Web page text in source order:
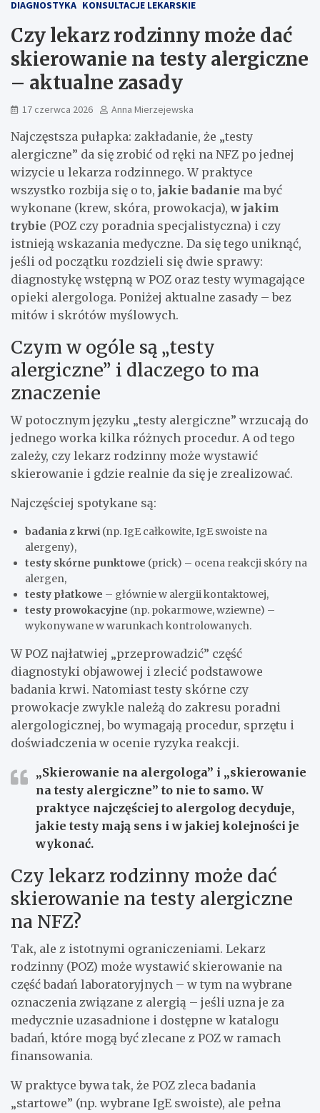
DIAGNOSTYKA KONSULTACJE LEKARSKIE
Czy lekarz rodzinny może dać
skierowanie na testy alergiczne
– aktualne zasady
17 czerwca 2026 Anna Mierzejewska
Najczęstsza pułapka: zakładanie, że „testy
alergiczne” da się zrobić od ręki na NFZ po jednej
wizycie u lekarza rodzinnego. W praktyce
wszystko rozbija się o to, jakie badanie ma być
wykonane (krew, skóra, prowokacja),w jakim
trybie (POZ czy poradnia specjalistyczna) i czy
istnieją wskazania medyczne. Da się tego uniknąć,
jeśli od początku rozdzieli się dwie sprawy:
diagnostykę wstępną w POZ oraz testy wymagające
opieki alergologa. Poniżej aktualne zasady – bez
mitów i skrótów myślowych.
Czym w ogóle są „testy
alergiczne” i dlaczego to ma
znaczenie
W potocznym języku „testy alergiczne” wrzucają do
jednego worka kilka różnych procedur. A od tego
zależy, czy lekarz rodzinny może wystawić
skierowanie i gdzie realnie da się je zrealizować.
Najczęściej spotykane są:
badania z krwi (np. IgE całkowite, IgE swoiste na
alergeny),
testy skórne punktowe (prick) – ocena reakcji skóry na
alergen,
testy płatkowe – głównie w alergii kontaktowej,
testy prowokacyjne (np. pokarmowe, wziewne) –
wykonywane w warunkach kontrolowanych.
W POZ najłatwiej „przeprowadzić” część
diagnostyki objawowej i zlecić podstawowe
badania krwi. Natomiast testy skórne czy
prowokacje zwykle należą do zakresu poradni
alergologicznej, bo wymagają procedur, sprzętu i
doświadczenia w ocenie ryzyka reakcji.
„Skierowanie na alergologa” i „skierowanie
na testy alergiczne” to nie to samo. W
praktyce najczęściej to alergolog decyduje,
jakie testy mają sens i w jakiej kolejności je
wykonać.
Czy lekarz rodzinny może dać
skierowanie na testy alergiczne
na NFZ?
Tak, ale z istotnymi ograniczeniami. Lekarz
rodzinny (POZ) może wystawić skierowanie na
część badań laboratoryjnych – w tym na wybrane
oznaczenia związane z alergią – jeśli uzna je za
medycznie uzasadnione i dostępne w katalogu
badań, które mogą być zlecane z POZ w ramach
finansowania.
W praktyce bywa tak, że POZ zleca badania
„startowe” (np. wybrane IgE swoiste), ale pełna